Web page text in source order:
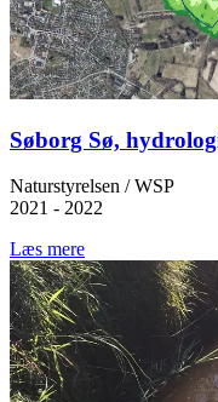
Søborg Sø,
Naturstyrelsen / WSP
2021 - 2022
Læs mere